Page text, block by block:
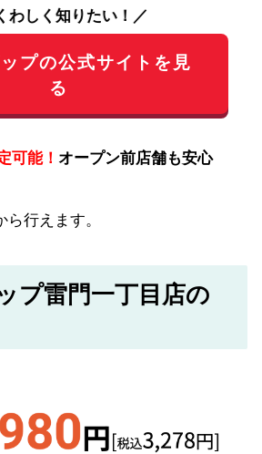
わしく知りたい！／
プの公式サイトを見
る
可能！ オープン前店舗も安心
ら行えます。
プ雷門一丁目店の